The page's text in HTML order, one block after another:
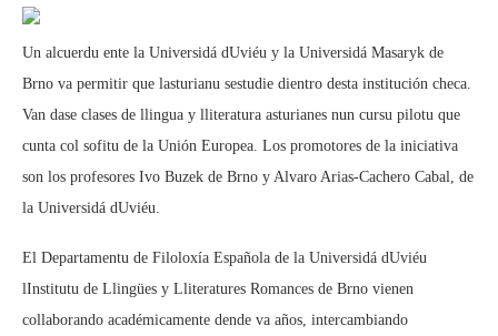
Un alcuerdu ente la Universidá dUviéu y la Universidá Masaryk de
Brno va permitir que lasturianu sestudie dientro desta institución checa.
Van dase clases de llingua y lliteratura asturianes nun cursu pilotu que
cunta col sofitu de la Unión Europea. Los promotores de la iniciativa
son los profesores Ivo Buzek de Brno y Alvaro Arias-Cachero Cabal, de
la Universidá dUviéu.
El Departamentu de Filoloxía Española de la Universidá dUviéu
lInstitutu de Llingües y Lliteratures Romances de Brno vienen
collaborando académicamente dende va años, intercambiando